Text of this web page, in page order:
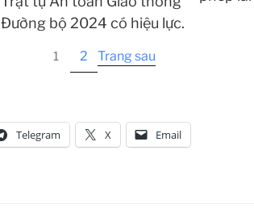
Đường bộ 2024 có hiệu lực.
1 2 Trang sau
Telegram X Email